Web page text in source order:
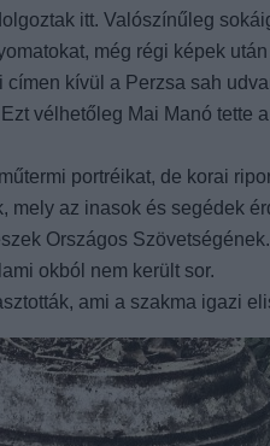
itt. Valószínűleg
még régi képek
kívül a Perzsa sah
vélhetőleg Mai Manó tette
portréikat, de korai
az inasok és segédek
Országos
okból nem került sor.
ami a szakma igazi